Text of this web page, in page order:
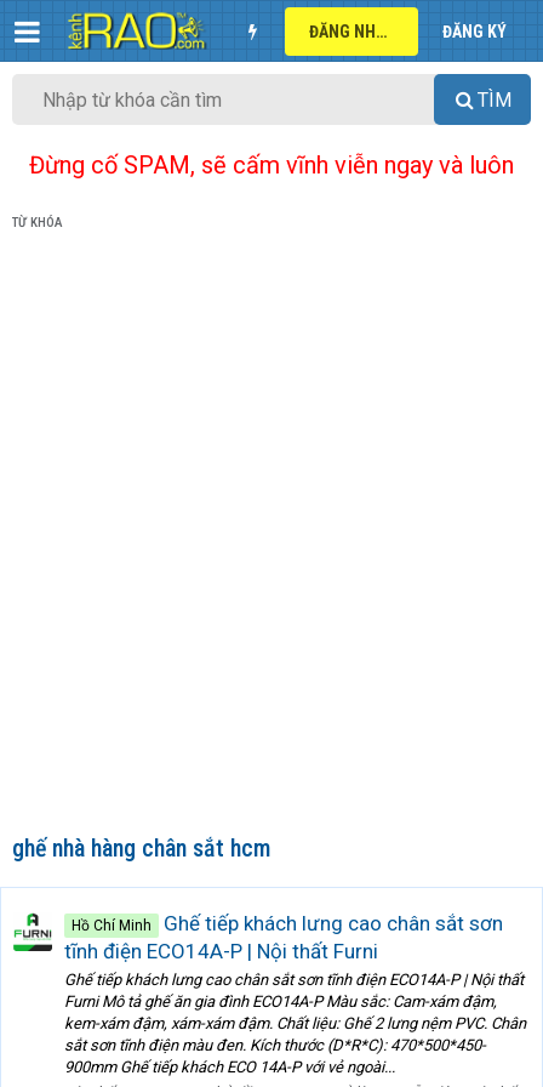
ĐĂNG NHẬP ĐĂNG KÝ
TÌM
Đừng cố SPAM, sẽ cấm vĩnh viễn ngay và luôn
TỪ KHÓA
ghế nhà hàng chân sắt hcm
Hồ Chí Minh
Ghế tiếp khách lưng cao chân sắt sơn
tĩnh điện ECO14A-P | Nội thất Furni
Ghế tiếp khách lưng cao chân sắt sơn tĩnh điện ECO14A-P | Nội thất
Furni Mô tả ghế ăn gia đình ECO14A-P Màu sắc: Cam-xám đậm,
kem-xám đậm, xám-xám đậm. Chất liệu: Ghế 2 lưng nệm PVC. Chân
sắt sơn tĩnh điện màu đen. Kích thước (D*R*C): 470*500*450-
900mm Ghế tiếp khách ECO 14A-P với vẻ ngoài...